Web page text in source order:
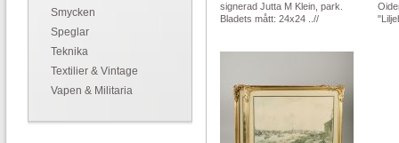
Smycken
Speglar
Teknika
Textilier & Vintage
Vapen & Militaria
signerad Jutta M Klein, park.
Bladets mått: 24x24 ..//